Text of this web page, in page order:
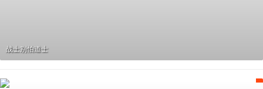
战士别怕道士